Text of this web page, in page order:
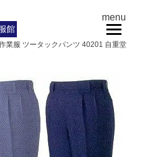
館
menu
業服 ツータックパンツ 40201 自重堂